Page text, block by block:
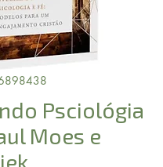
Psciológia
Moes e